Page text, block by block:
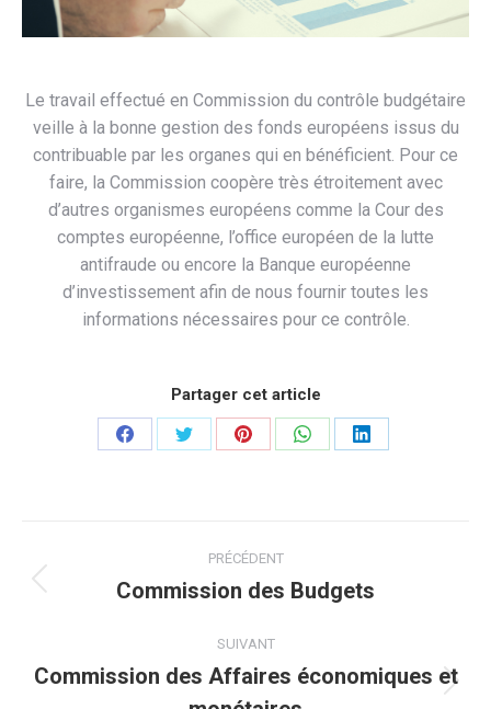
Le travail effectué en Commission du contrôle budgétaire
veille à la bonne gestion des fonds européens issus du
contribuable par les organes qui en bénéficient. Pour ce
faire, la Commission coopère très étroitement avec
d’autres organismes européens comme la Cour des
comptes européenne, l’office européen de la lutte
antifraude ou encore la Banque européenne
d’investissement afin de nous fournir toutes les
informations nécessaires pour ce contrôle.
Partager cet article
PartagerPartagerPartagerPartagerPartager
article
PRÉCÉDENT
Article
:
Commission des Budgets
SUIVANT
Commission des Affaires économiques et